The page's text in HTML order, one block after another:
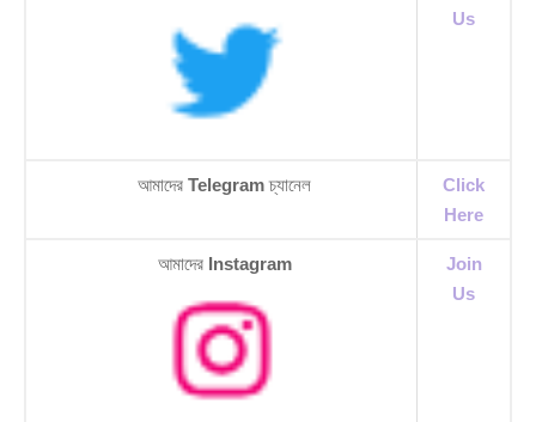
Us
আমাদের Telegramচ্যানেল
Click
Here
আমাদের Instagram
Join
Us